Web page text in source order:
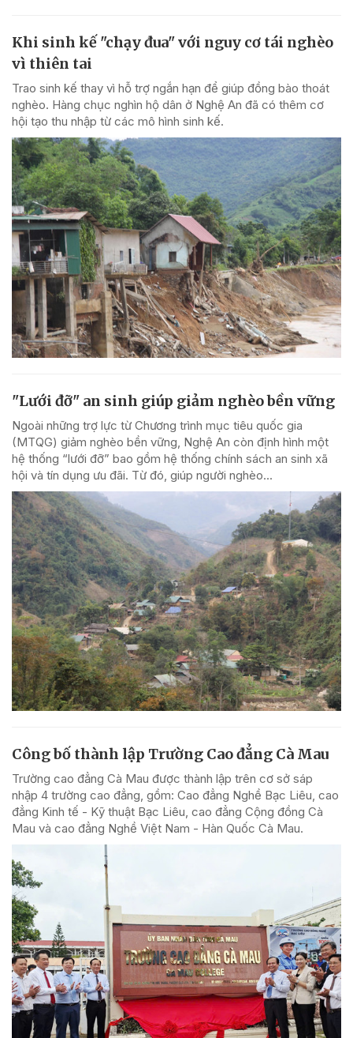
Khi sinh kế "chạy đua" với nguy cơ tái nghèo
vì thiên tai
Trao sinh kế thay vì hỗ trợ ngắn hạn để giúp đồng bào thoát
nghèo. Hàng chục nghìn hộ dân ở Nghệ An đã có thêm cơ
hội tạo thu nhập từ các mô hình sinh kế.
"Lưới đỡ" an sinh giúp giảm nghèo bền vững
Ngoài những trợ lực từ Chương trình mục tiêu quốc gia
(MTQG) giảm nghèo bền vững, Nghệ An còn định hình một
hệ thống “lưới đỡ” bao gồm hệ thống chính sách an sinh xã
hội và tín dụng ưu đãi. Từ đó, giúp người nghèo...
Công bố thành lập Trường Cao đẳng Cà Mau
Trường cao đẳng Cà Mau được thành lập trên cơ sở sáp
nhập 4 trường cao đẳng, gồm: Cao đẳng Nghề Bạc Liêu, cao
đẳng Kinh tế - Kỹ thuật Bạc Liêu, cao đẳng Cộng đồng Cà
Mau và cao đẳng Nghề Việt Nam - Hàn Quốc Cà Mau.